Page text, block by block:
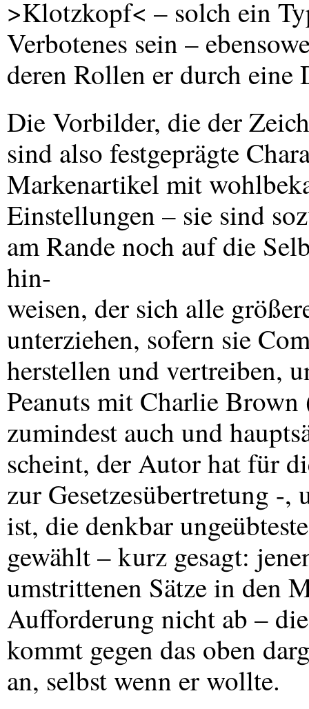
>Klotzkopf< – solch ein
Verbotenes sein –
deren Rollen er durch
Die Vorbilder, die der
sind also festgeprägte
Markenartikel mit
Einstellungen – sie sind
am Rande noch auf die
hin-
weisen, der sich alle
unterziehen, sofern sie
herstellen und vertreiben,
Peanuts mit Charlie
zumindest auch und
scheint, der Autor hat für
zur Gesetzesübertretung -
ist, die denkbar
gewählt – kurz gesagt:
umstrittenen Sätze in den
Aufforderung nicht ab –
kommt gegen das oben
an, selbst wenn er wollte.